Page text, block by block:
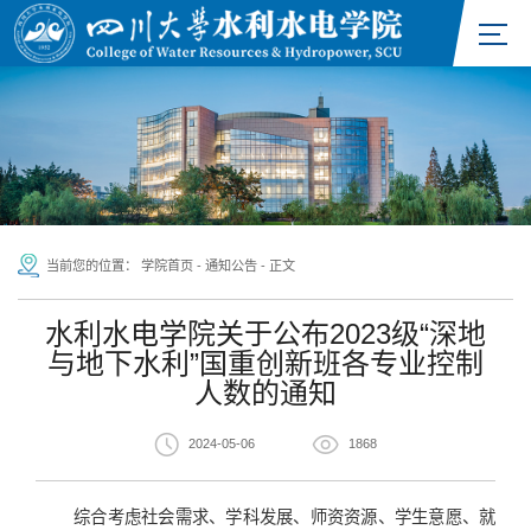
当前您的位置： 学院首页 - 通知公告 - 正文
水利水电学院关于公布2023级“深地
与地下水利”国重创新班各专业控制
人数的通知
2024-05-06 1868
综合考虑社会需求、学科发展、师资资源、 学生意愿、就